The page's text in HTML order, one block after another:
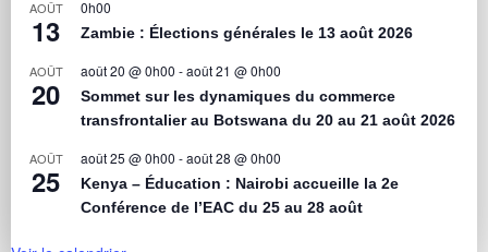
AOÛT
13
0h00
Zambie : Élections générales le 13 août 2026
AOÛT
20
août 20 @ 0h00 -août 21 @ 0h00
Sommet sur les dynamiques du commerce
transfrontalier au Botswana du 20 au 21 août 2026
AOÛT
25
août 25 @ 0h00 -août 28 @ 0h00
Kenya – Éducation : Nairobi accueille la 2e
Conférence de l’EAC du 25 au 28 août